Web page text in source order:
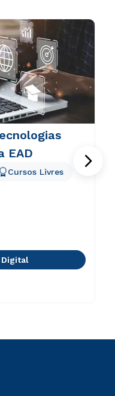
EAD
Cursos Livres
Digital